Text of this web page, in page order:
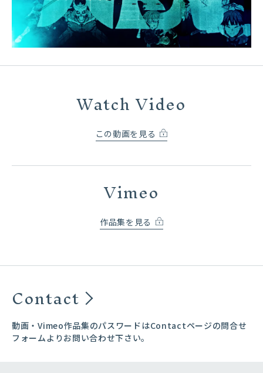
Watch Video
この動画を見る
Vimeo
作品集を見る
Contact
動画・Vimeo作品集のパスワードはContactページの問合せ
フォームよりお問い合わせ下さい。